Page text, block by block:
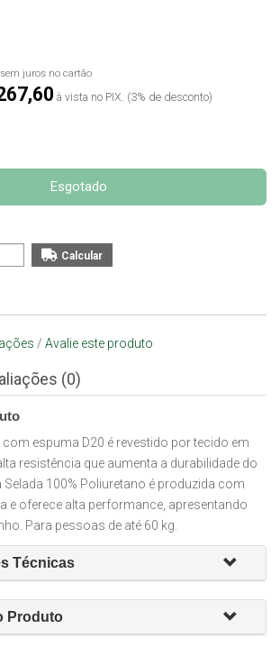
sem juros no cartão
à vista no PIX. (3% de desconto)
Esgotado
/ Avalie este produto
(0)
espuma D20 é revestido por tecido em
resistência que aumenta a durabilidade do
100% Poliuretano é produzida com
e oferece alta performance, apresentando
Para pessoas de até 60 kg.
Técnicas
Produto